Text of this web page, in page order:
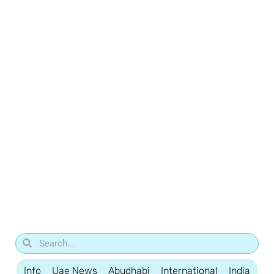
Info Uae News Abudhabi International India